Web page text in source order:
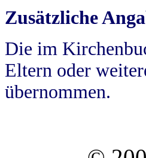
Zusätzliche
Die im
Eltern oder
übernommen.